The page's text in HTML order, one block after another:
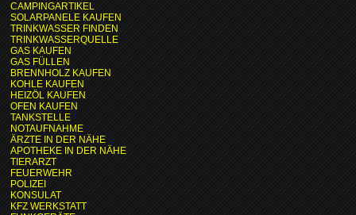
CAMPINGARTIKEL
SOLARPANELE KAUFEN
TRINKWASSER FINDEN
TRINKWASSERQUELLE
GAS KAUFEN
GAS FÜLLEN
BRENNHOLZ KAUFEN
KOHLE KAUFEN
HEIZÖL KAUFEN
OFEN KAUFEN
TANKSTELLE
NOTAUFNAHME
ÄRZTE IN DER NÄHE
APOTHEKE IN DER NÄHE
TIERARZT
FEUERWEHR
POLIZEI
KONSULAT
KFZ WERKSTATT